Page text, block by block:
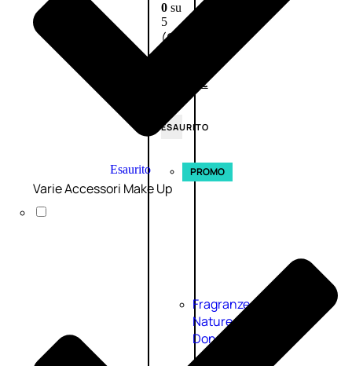
0su
5
(0)
€
ESAURITO
Esaurito PROMO
Fragranze
Nature
Donna
Varie Accessori Make Up